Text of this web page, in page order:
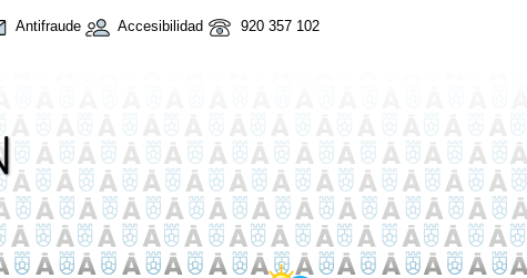
Antifraude Accesibilidad 920 357 102